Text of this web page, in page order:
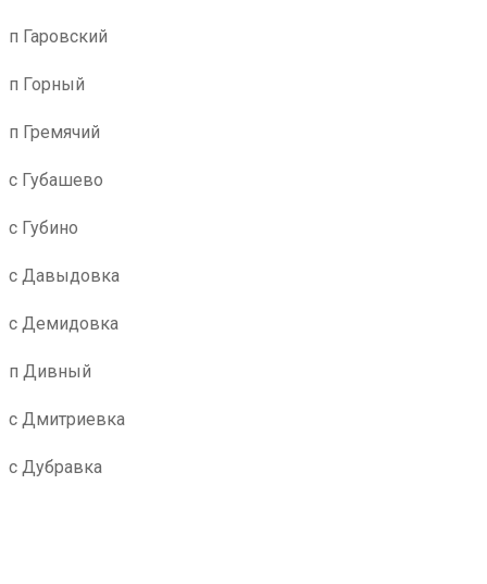
п Гаровский
п Горный
п Гремячий
с Губашево
с Губино
с Давыдовка
с Демидовка
п Дивный
с Дмитриевка
с Дубравка